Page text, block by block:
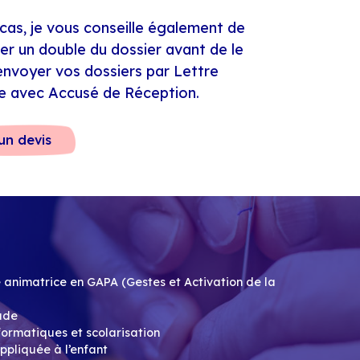
je vous conseille également de
un double du dossier avant de le
vos dossiers par Lettre
avec Accusé de Réception.
devis
en GAPA (Gestes et Activation de la
et scolarisation
à l’enfant